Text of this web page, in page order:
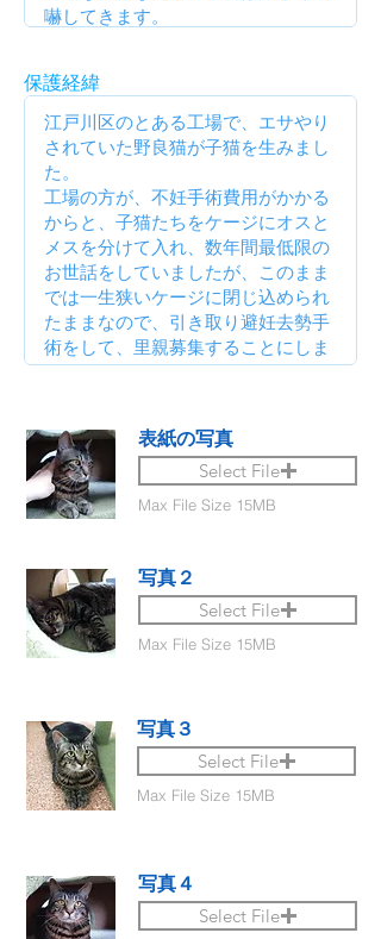
保護経緯
表紙の写真
Select File
Max File Size 15MB
写真２
Select File
Max File Size 15MB
写真３
Select File
Max File Size 15MB
写真４
Select File